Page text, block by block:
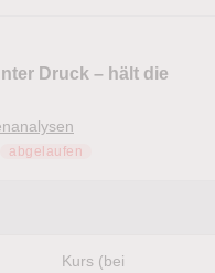
Druck – hält die
abgelaufen
Kurs (bei